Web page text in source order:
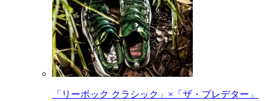
「リーボック クラシック」×「ザ・プレデター」